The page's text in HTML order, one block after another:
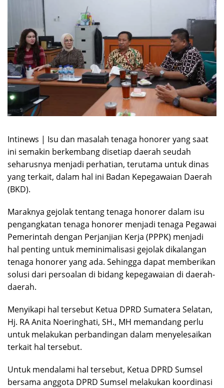
Intinews | Isu dan masalah tenaga honorer yang saat
ini semakin berkembang disetiap daerah seudah
seharusnya menjadi perhatian, terutama untuk dinas
yang terkait, dalam hal ini Badan Kepegawaian Daerah
(BKD).
Maraknya gejolak tentang tenaga honorer dalam isu
pengangkatan tenaga honorer menjadi tenaga Pegawai
Pemerintah dengan Perjanjian Kerja (PPPK) menjadi
hal penting untuk meminimalisasi gejolak dikalangan
tenaga honorer yang ada. Sehingga dapat memberikan
solusi dari persoalan di bidang kepegawaian di daerah-
daerah.
Menyikapi hal tersebut Ketua DPRD Sumatera Selatan,
Hj. RA Anita Noeringhati, SH., MH memandang perlu
untuk melakukan perbandingan dalam menyelesaikan
terkait hal tersebut.
Untuk mendalami hal tersebut, Ketua DPRD Sumsel
bersama anggota DPRD Sumsel melakukan koordinasi